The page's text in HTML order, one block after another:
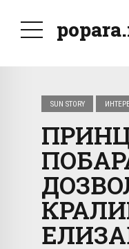
SUN STORY